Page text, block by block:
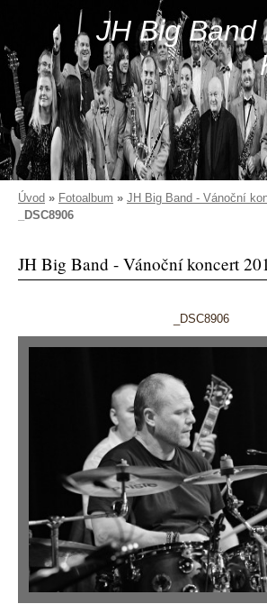
JH Big Band
Úvod » Fotoalbum » JH Big Band - Vánoční
_DSC8906
JH Big Band - Vánoční koncert
_DSC8906